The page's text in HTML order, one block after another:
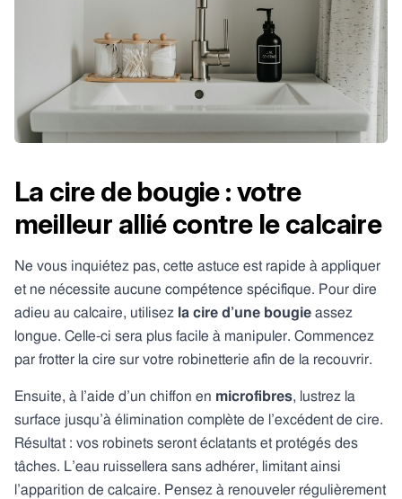
La cire de bougie : votre
meilleur allié contre le calcaire
Ne vous inquiétez pas, cette astuce est rapide à appliquer
et ne nécessite aucune compétence spécifique. Pour dire
adieu au calcaire, utilisez la cire d’une bougie assez
longue. Celle-ci sera plus facile à manipuler. Commencez
par frotter la cire sur votre robinetterie afin de la recouvrir.
Ensuite, à l’aide d’un chiffon en microfibres, lustrez la
surface jusqu’à élimination complète de l’excédent de cire.
Résultat : vos robinets seront éclatants et protégés des
tâches. L’eau ruissellera sans adhérer, limitant ainsi
l’apparition de calcaire. Pensez à renouveler régulièrement